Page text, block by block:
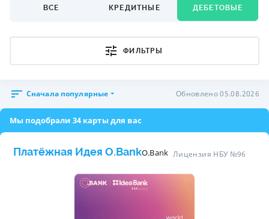
ВСЕ КРЕДИТНЫЕ ДЕБЕТОВЫЕ
ФИЛЬТРЫ
Сначала популярные Обновлено 05.08.2026
Мы подобрали 34 карты для вас
Платёжная Идея O.BankO.Bank Лицензия НБУ №96